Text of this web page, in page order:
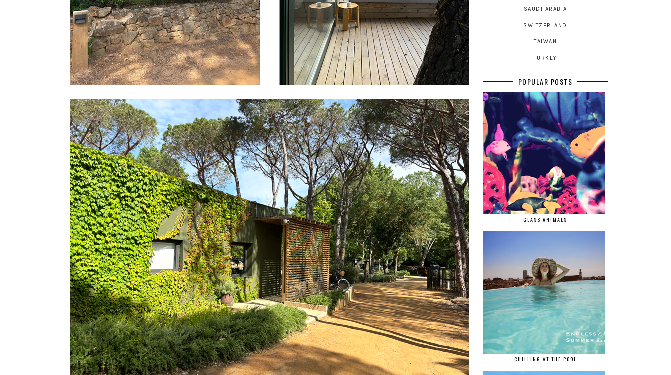
SAUDI ARABIA
SWITZERLAND
TAIWAN
TURKEY
POPULAR POSTS
GLASS ANIMALS
CHILLING AT THE POOL